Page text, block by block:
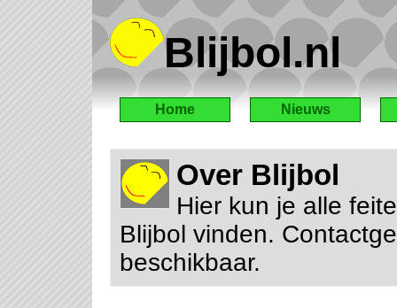
Blijbol.nl
Home Nieuws
Over Blijbol
Hier kun je alle
Blijbol vinden.
beschikbaar.